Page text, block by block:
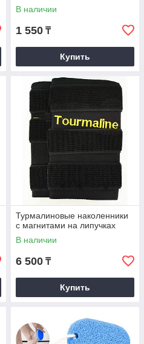
В наличии
1 550 ₸
Купить
Турмалиновые наколенники
с магнитами на липучках
В наличии
6 500 ₸
Купить